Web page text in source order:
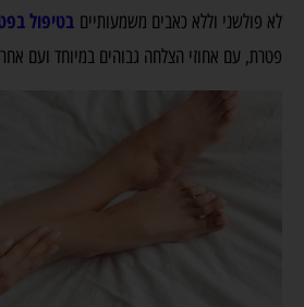
לא פולשני וללא כאבים משמעותיים בטיפול
פטרת, עם אחוזי הצלחה גבוהים במיוחד ועם